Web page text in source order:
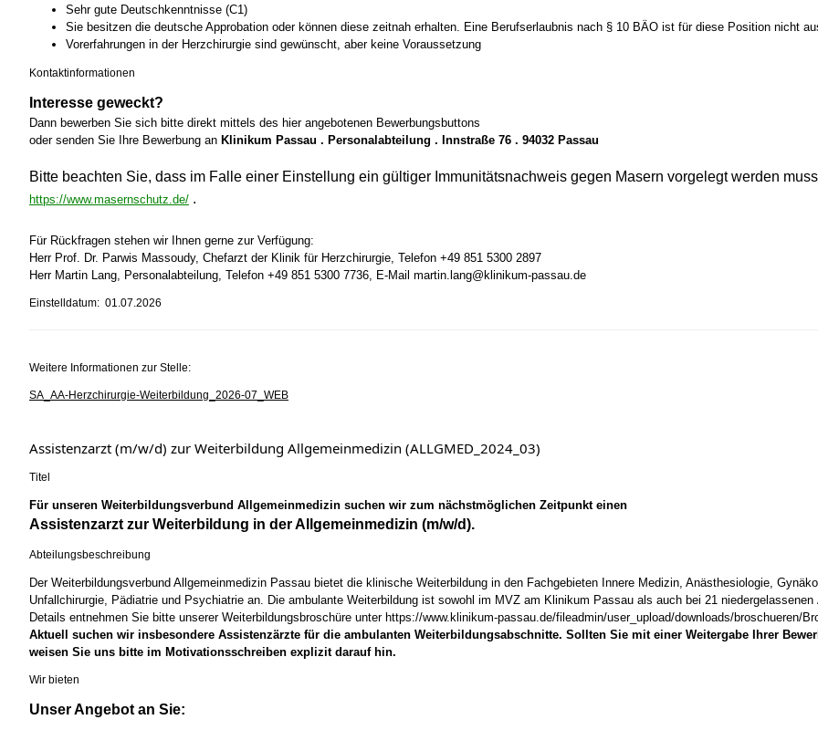
Sehr gute Deutschkenntnisse (C1)
Sie besitzen die deutsche Approbation oder können diese zeitnah erhalten. Eine Berufserlaubnis nach § 10 BÄO ist für diese Position nicht
Vorerfahrungen in der Herzchirurgie sind gewünscht, aber keine Voraussetzung
Kontaktinformationen
Interesse geweckt?
Dann bewerben Sie sich bitte direkt mittels des hier angebotenen Bewerbungsbuttons
oder senden Sie Ihre Bewerbung an Klinikum Passau . Personalabteilung . Innstraße 76 . 94032 Passau
Bitte beachten Sie, dass im Falle einer Einstellung ein gültiger Immunitätsnachweis gegen Masern vorgelegt werden
https://www.masernschutz.de/ .
Für Rückfragen stehen wir Ihnen gerne zur Verfügung:
Herr Prof. Dr. Parwis Massoudy, Chefarzt der Klinik für Herzchirurgie, Telefon +49 851 5300 2897
Herr Martin Lang, Personalabteilung, Telefon +49 851 5300 7736, E-Mail martin.lang@klinikum-passau.de
Einstelldatum: 01.07.2026
Weitere Informationen zur Stelle:
SA_AA-Herzchirurgie-Weiterbildung_2026-07_WEB
Assistenzarzt (m/w/d) zur Weiterbildung Allgemeinmedizin (ALLGMED_2024_03)
Titel
Für unseren Weiterbildungsverbund Allgemeinmedizin suchen wir zum nächstmöglichen Zeitpunkt einen
Assistenzarzt zur Weiterbildung in der Allgemeinmedizin (m/w/d).
Abteilungsbeschreibung
Der Weiterbildungsverbund Allgemeinmedizin Passau bietet die klinische Weiterbildung in den Fachgebieten Innere Medizin, Anästhesiologie,
Unfallchirurgie, Pädiatrie und Psychiatrie an. Die ambulante Weiterbildung ist sowohl im MVZ am Klinikum Passau als auch bei 21
Details entnehmen Sie bitte unserer Weiterbildungsbroschüre unter https://www.klinikum-passau.de/fileadmin/user_upload/downloads/broschueren/
Aktuell suchen wir insbesondere Assistenzärzte für die ambulanten Weiterbildungsabschnitte. Sollten Sie mit einer Weitergabe Ihrer
weisen Sie uns bitte im Motivationsschreiben explizit darauf hin.
Wir bieten
Unser Angebot an Sie: